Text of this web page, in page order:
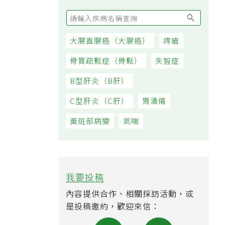
大腸直腸癌（大腸癌）
痔瘡
骨質疏鬆症（骨鬆）
失智症
B型肝炎（B肝）
C型肝炎（C肝）
胃潰瘍
黃斑部病變
氣喘
我要投稿
內容提供合作、相關採訪活動，或
是投稿邀約，歡迎來信：